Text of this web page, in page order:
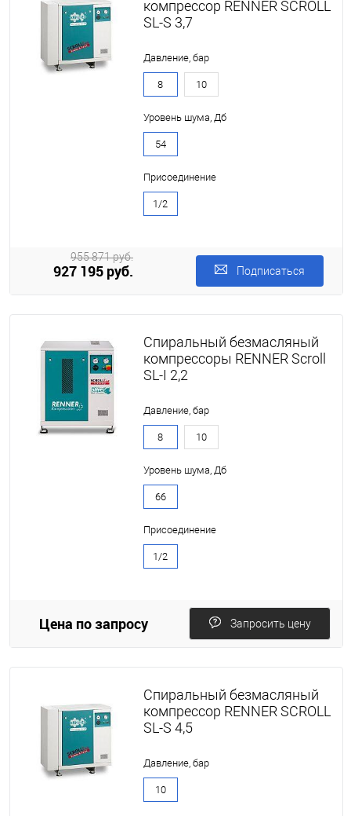
компрессор RENNER SCROLL
SL-S 3,7
Давление, бар
8 10
Уровень шума, Дб
54
Присоединение
1/2
927 195 руб.
955 871 руб.
Подписаться
Спиральный безмасляный
компрессоры RENNER Scroll
SL-I 2,2
Давление, бар
8 10
Уровень шума, Дб
66
Присоединение
1/2
Цена по запросу Запросить цену
Спиральный безмасляный
компрессор RENNER SCROLL
SL-S 4,5
Давление, бар
10